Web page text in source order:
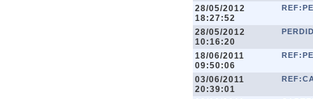
28/05/2012
18:27:52
28/05/2012
10:16:20
18/06/2011
09:50:06
03/06/2011
20:39:01